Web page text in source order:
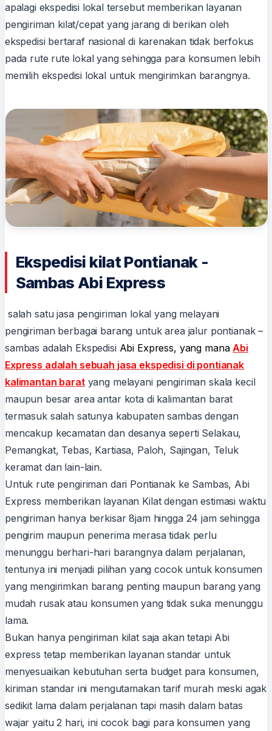
apalagi ekspedisi lokal tersebut memberikan layanan
pengiriman kilat/cepat yang jarang di berikan oleh
ekspedisi bertaraf nasional di karenakan tidak berfokus
pada rute rute lokal yang sehingga para konsumen lebih
memilih ekspedisi lokal untuk mengirimkan barangnya.
Ekspedisi kilat Pontianak -
Sambas Abi Express
salah satu jasa pengiriman lokal yang melayani
pengiriman berbagai barang untuk area jalur pontianak –
sambas adalah Ekspedisi Abi Express, yang mana Abi
Express adalah sebuah jasa ekspedisi di pontianak
kalimantan baratyang melayani pengiriman skala kecil
maupun besar area antar kota di kalimantan barat
termasuk salah satunya kabupaten sambas dengan
mencakup kecamatan dan desanya seperti Selakau,
Pemangkat, Tebas, Kartiasa, Paloh, Sajingan, Teluk
keramat dan lain-lain.
Untuk rute pengiriman dari Pontianak ke Sambas, Abi
Express memberikan layanan Kilat dengan estimasi waktu
pengiriman hanya berkisar 8jam hingga 24 jam sehingga
pengirim maupun penerima merasa tidak perlu
menunggu berhari-hari barangnya dalam perjalanan,
tentunya ini menjadi pilihan yang cocok untuk konsumen
yang mengirimkan barang penting maupun barang yang
mudah rusak atau konsumen yang tidak suka menunggu
lama.
Bukan hanya pengiriman kilat saja akan tetapi Abi
express tetap memberikan layanan standar untuk
menyesuaikan kebutuhan serta budget para konsumen,
kiriman standar ini mengutamakan tarif murah meski agak
sedikit lama dalam perjalanan tapi masih dalam batas
wajar yaitu 2 hari, ini cocok bagi para konsumen yang